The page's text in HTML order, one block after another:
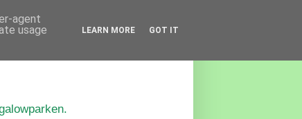
agent
usage
LEARN MORE GOT IT